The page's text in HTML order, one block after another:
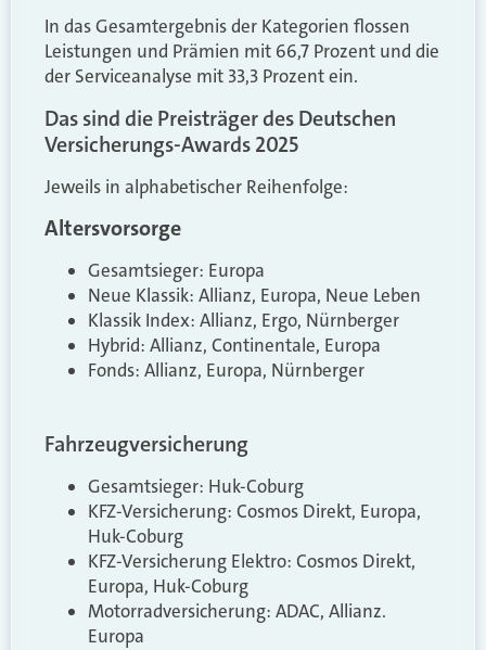
In das Gesamtergebnis der Kategorien flossen
Leistungen und Prämien mit 66,7 Prozent und die
der Serviceanalyse mit 33,3 Prozent ein.
Das sind die Preisträger des Deutschen
Versicherungs-Awards 2025
Jeweils in alphabetischer Reihenfolge:
Altersvorsorge
Gesamtsieger: Europa
Neue Klassik: Allianz, Europa, Neue Leben
Klassik Index: Allianz, Ergo, Nürnberger
Hybrid: Allianz, Continentale, Europa
Fonds: Allianz, Europa, Nürnberger
Fahrzeugversicherung
Gesamtsieger: Huk-Coburg
KFZ-Versicherung: Cosmos Direkt, Europa,
Huk-Coburg
KFZ-Versicherung Elektro: Cosmos Direkt,
Europa, Huk-Coburg
Motorradversicherung: ADAC, Allianz.
Europa